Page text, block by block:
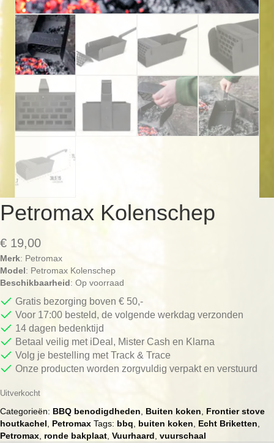
Petromax Kolenschep
€ 19,00
Merk: Petromax
Model: Petromax Kolenschep
Beschikbaarheid: Op voorraad
Gratis bezorging boven € 50,-
Voor 17:00 besteld, de volgende werkdag verzonden
14 dagen bedenktijd
Betaal veilig met iDeal, Mister Cash en Klarna
Volg je bestelling met Track & Trace
Onze producten worden zorgvuldig verpakt en verstuurd
Uitverkocht
Categorieën: BBQ benodigdheden Buiten koken
Frontier stove
houtkachel
Petromax Tags: bbq buiten koken Echt Briketten
Petromax ronde bakplaat Vuurhaard vuurschaal